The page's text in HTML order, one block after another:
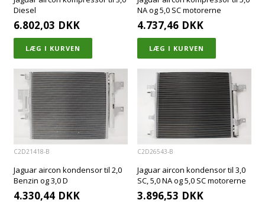
Diesel
6.802,03 DKK
NA og 5,0 SC motorerne
4.737,46 DKK
C2D21418-B
Jaguar aircon kondensor til 2,0
Benzin og 3,0 D
4.330,44 DKK
C2D26543-B
Jaguar aircon kondensor til 3,0
SC, 5,0 NA og 5,0 SC motorerne
3.896,53 DKK